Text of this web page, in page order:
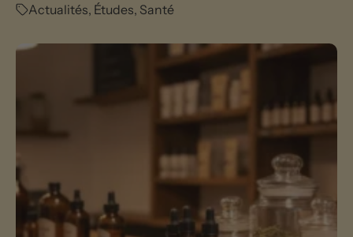
Actualités, Études, Santé